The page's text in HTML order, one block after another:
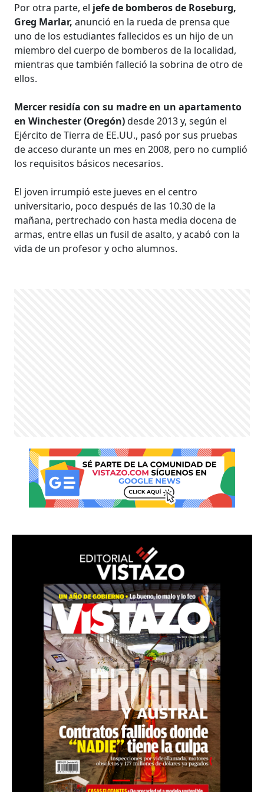
Por otra parte, el jefe de bomberos de Roseburg,
Greg Marlar, anunció en la rueda de prensa que
uno de los estudiantes fallecidos es un hijo de un
miembro del cuerpo de bomberos de la localidad,
mientras que también falleció la sobrina de otro de
ellos.
Mercer residía con su madre en un apartamento
en Winchester (Oregón)desde 2013 y, según el
Ejército de Tierra de EE.UU., pasó por sus pruebas
de acceso durante un mes en 2008, pero no cumplió
los requisitos básicos necesarios.
El joven irrumpió este jueves en el centro
universitario, poco después de las 10.30 de la
mañana, pertrechado con hasta media docena de
armas, entre ellas un fusil de asalto, y acabó con la
vida de un profesor y ocho alumnos.